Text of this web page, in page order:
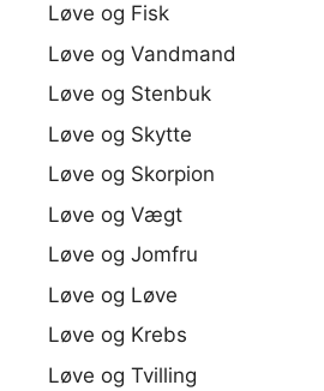
Løve og Fisk
Løve og Vandmand
Løve og Stenbuk
Løve og Skytte
Løve og Skorpion
Løve og Vægt
Løve og Jomfru
Løve og Løve
Løve og Krebs
Løve og Tvilling